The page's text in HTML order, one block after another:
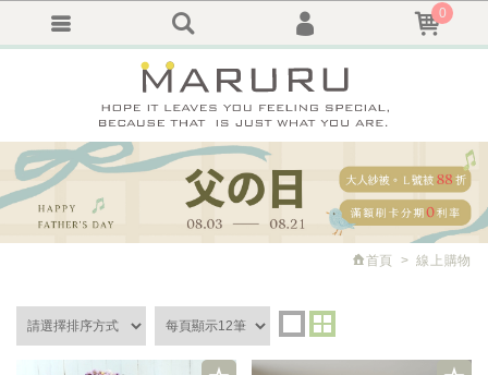
首頁 線上購物
0
會員登入
會員註冊
忘記密碼
訂單查詢
追蹤清單
繁體中文